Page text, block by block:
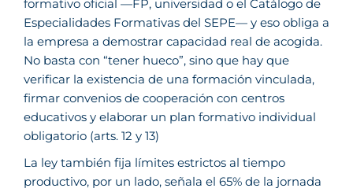
formativo oficial —FP, universidad o el Catálogo de
Especialidades Formativas del SEPE— y eso obliga a
la empresa a demostrar capacidad real de acogida.
No basta con “tener hueco”, sino que hay que
verificar la existencia de una formación vinculada,
firmar convenios de cooperación con centros
educativos y elaborar un plan formativo individual
obligatorio (arts. 12 y 13)
La ley también fija límites estrictos al tiempo
productivo, por un lado, señala el 65% de la jornada